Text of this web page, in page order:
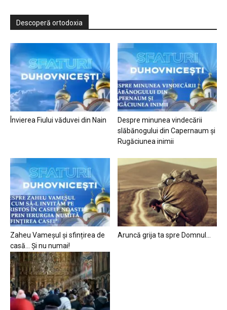
Descoperă ortodoxia
Învierea Fiului văduvei din Nain
Despre minunea vindecării
slăbănogului din Capernaum și
Rugăciunea inimii
Zaheu Vameșul și sfințirea de
casă… Și nu numai!
Aruncă grija ta spre Domnul…